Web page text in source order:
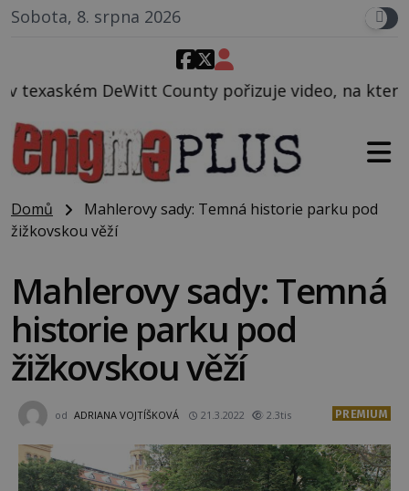
Sobota, 8. srpna 2026
pořizuje video, na kterém před jeho vozem
Domů
Mahlerovy sady: Temná historie parku pod
žižkovskou věží
Mahlerovy sady: Temná
historie parku pod
žižkovskou věží
od ADRIANA VOJTÍŠKOVÁ 21.3.2022 2.3tis PREMIUM